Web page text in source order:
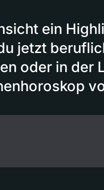
ein
jetzt
oder in der